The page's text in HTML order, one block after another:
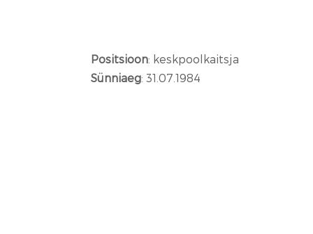
Positsioon: keskpoolkaitsja
Sünniaeg: 31.07.1984